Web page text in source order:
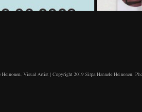
Heinonen, Visual Artist | Copyright 2019 Sirpa Hannele Heinonen.